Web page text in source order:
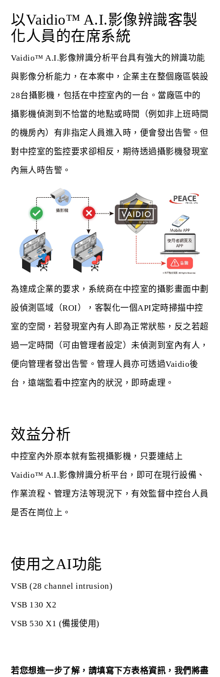
以Vaidio™ A.I.影像辨識客製
化人員的在席系統
Vaidio™ A.I.影像辨識分析平台具有強大的辨識功能
與影像分析能力，在本案中，企業主在整個廠區裝設
28台攝影機，包括在中控室內的一台。當廠區中的
攝影機偵測到不恰當的地點或時間（例如非上班時間
的機房內）有非指定人員進入時，便會發出告警。但
對中控室的監控要求卻相反，期待透過攝影機發現室
內無人時告警。
為達成企業的要求，系統商在中控室的攝影畫面中劃
設偵測區域（ROI），客製化一個API定時掃描中控
室的空間，若發現室內有人即為正常狀態，反之若超
過一定時間（可由管理者設定）未偵測到室內有人，
便向管理者發出告警。管理人員亦可透過Vaidio後
台，遠端監看中控室內的狀況，即時處理。
效益分析
中控室內外原本就有監視攝影機，只要連結上
Vaidio™ A.I.影像辨識分析平台，即可在現行設備、
作業流程、管理方法等現況下，有效監督中控台人員
是否在崗位上。
使用之AI功能
VSB (28 channel intrusion)
VSB 130 X2
VSB 530 X1 (備援使用)
若您想進一步了解，請填寫下方表格資訊，我們將盡